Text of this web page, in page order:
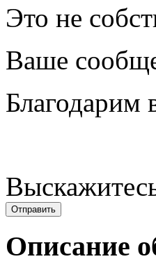
Это не
Ваше
Благодарим
Отправить
Описание